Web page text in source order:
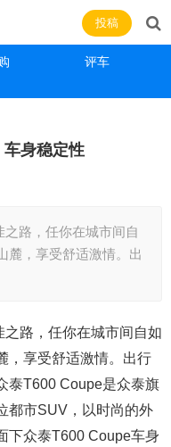
评车
投稿
身稳定性
之路，任你在城市间自
麓，享受舒适激情。出
之路，任你在城市间自如
，享受舒适激情。出行
泰T600 Coupe是众泰旗
都市SUV，以时尚的外
下众泰T600 Coupe车身